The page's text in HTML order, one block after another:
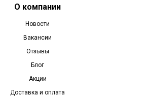
О компании
Новости
Вакансии
Отзывы
Блог
Акции
Доставка и оплата